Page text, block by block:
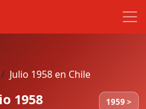
Julio 1958 en Chile
1958 1959 >